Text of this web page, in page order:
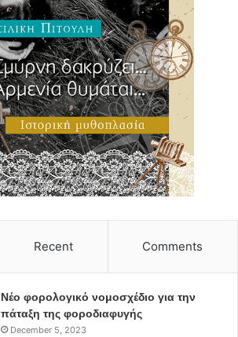
Recent Comments
Νέο φορολογικό νομοσχέδιο για την
πάταξη της φοροδιαφυγής
December 5, 2023